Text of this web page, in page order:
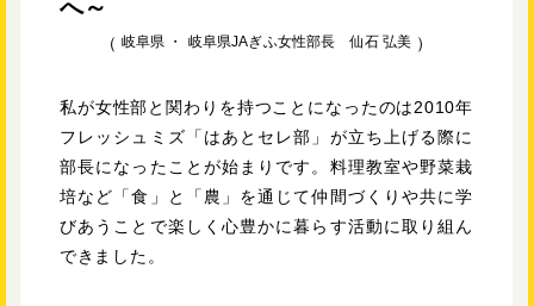
へ～
岐阜県 ・ 岐阜県JAぎふ女性部長 仙石 弘美
私が女性部と関わりを持つことになったのは2010年
フレッシュミズ「はあとセレ部」が立ち上げる際に
部長になったことが始まりです。料理教室や野菜栽
培など「食」と「農」を通じて仲間づくりや共に学
びあうことで楽しく心豊かに暮らす活動に取り組ん
できました。